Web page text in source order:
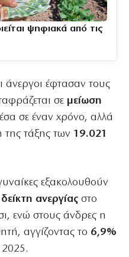
ψηφιακά από τις
άνεργοι έφτασαν τους
σε μείωση
σε έναν χρόνο, αλλά
της τάξης των 19.021
εξακολουθούν
ανεργίας στο
ενώ στους άνδρες η
αγγίζοντας το 6,9%